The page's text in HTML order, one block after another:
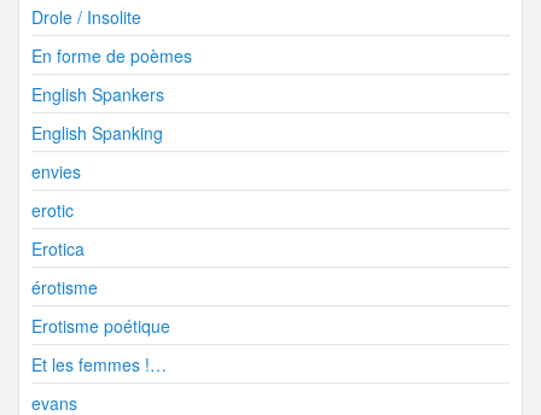
Drole / Insolite
En forme de poèmes
English Spankers
English Spanking
envies
erotic
Erotica
érotisme
Erotisme poétique
Et les femmes !…
evans